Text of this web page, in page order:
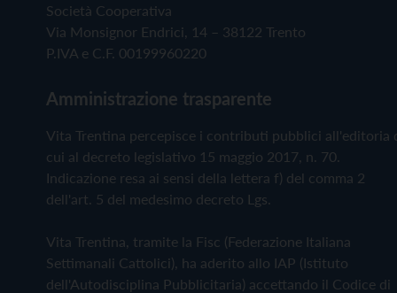
Società Cooperativa
Via Monsignor Endrici, 14 – 38122 Trento
P.IVA e C.F. 00199960220
Amministrazione trasparente
Vita Trentina percepisce i contributi pubblici all'editoria
cui al decreto legislativo 15 maggio 2017, n. 70.
Indicazione resa ai sensi della lettera f) del comma 2
dell'art. 5 del medesimo decreto Lgs.
Vita Trentina, tramite la Fisc (Federazione Italiana
Settimanali Cattolici), ha aderito allo IAP (Istituto
dell'Autodisciplina Pubblicitaria) accettando il Codice di